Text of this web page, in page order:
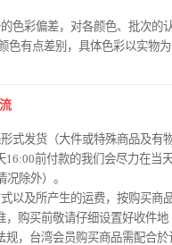
色彩偏差，对各颜色、批次的
色有点差别，具体色彩以实物为
式发货（大件或特殊商品及有
前付款的我们会尽力在当
除外）。
以及所产生的运费，按购买商
，购买前敬请仔细设置好收件地
规，台湾会员购买商品需配合於